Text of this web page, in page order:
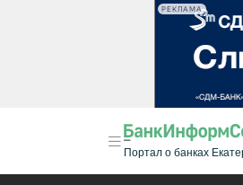
РЕКЛАМА
Портал о банках